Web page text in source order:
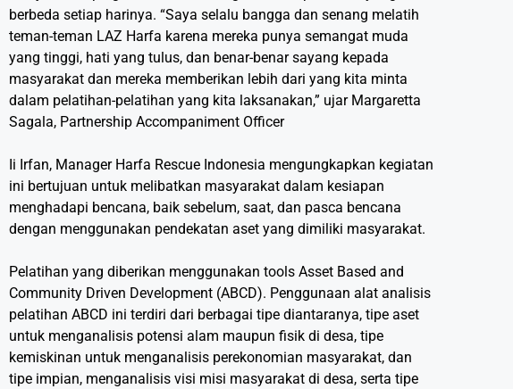
berbeda setiap harinya. “Saya selalu bangga dan senang melatih
teman-teman LAZ Harfa karena mereka punya semangat muda
yang tinggi, hati yang tulus, dan benar-benar sayang kepada
masyarakat dan mereka memberikan lebih dari yang kita minta
dalam pelatihan-pelatihan yang kita laksanakan,” ujar Margaretta
Sagala, Partnership Accompaniment Officer
Ii Irfan, Manager Harfa Rescue Indonesia mengungkapkan kegiatan
ini bertujuan untuk melibatkan masyarakat dalam kesiapan
menghadapi bencana, baik sebelum, saat, dan pasca bencana
dengan menggunakan pendekatan aset yang dimiliki masyarakat.
Pelatihan yang diberikan menggunakan tools Asset Based and
Community Driven Development (ABCD). Penggunaan alat analisis
pelatihan ABCD ini terdiri dari berbagai tipe diantaranya, tipe aset
untuk menganalisis potensi alam maupun fisik di desa, tipe
kemiskinan untuk menganalisis perekonomian masyarakat, dan
tipe impian, menganalisis visi misi masyarakat di desa, serta tipe